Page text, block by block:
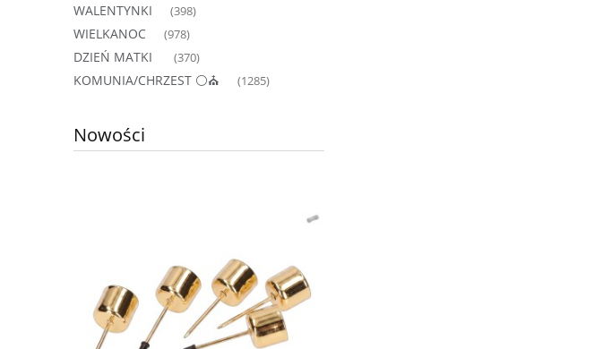
WALENTYNKI (398)
WIELKANOC (978)
DZIEŃ MATKI (370)
KOMUNIA/CHRZEST ⚪⛪ (1285)
Nowości